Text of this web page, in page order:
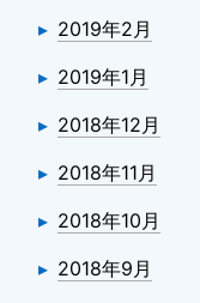
2019年2月
2019年1月
2018年12月
2018年11月
2018年10月
2018年9月